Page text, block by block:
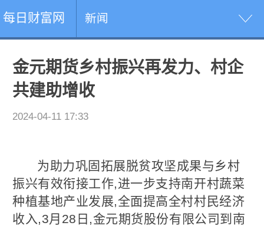
每日财富网 新闻
金元期货乡村振兴再发力、村企
共建助增收
2024-04-11 17:33
为助力巩固拓展脱贫攻坚成果与乡村
振兴有效衔接工作,进一步支持南开村蔬菜
种植基地产业发展,全面提高全村村民经济
收入,3月28日,金元期货股份有限公司到南